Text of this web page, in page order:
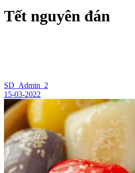
Tết nguyên đán
SD_Admin_2
15-03-2022